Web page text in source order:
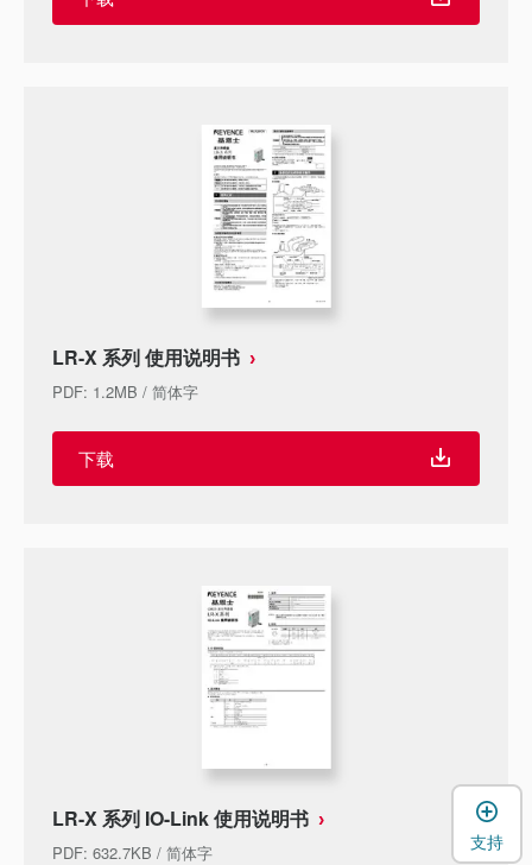
LR-X 系列 使用说明书
PDF: 1.2MB / 简体字
下载
LR-X 系列 IO-Link 使用说明书
PDF: 632.7KB / 简体字
支持